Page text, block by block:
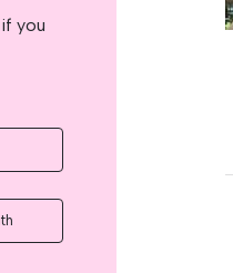
you